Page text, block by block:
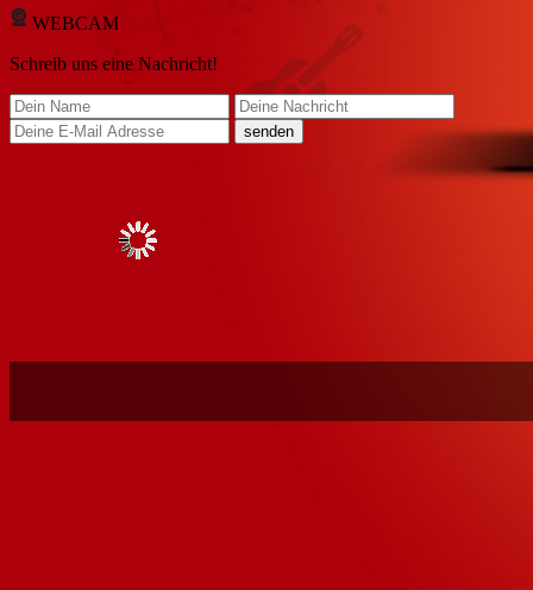
WEBCAM
Schreib uns eine Nachricht!